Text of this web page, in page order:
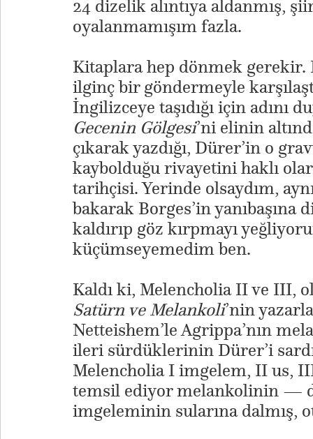
24 dizelik alıntıya aldanmış,
oyalanmamışım fazla.
Kitaplara hep dönmek gerekir.
ilginç bir göndermeyle
İngilizceye taşıdığı için adını
Gecenin Gölgesi’ni elinin
çıkarak yazdığı, Dürer’in o
kaybolduğu rivayetini haklı
tarihçisi. Yerinde olsaydım,
bakarak Borges’in yanıbaşına
kaldırıp göz kırpmayı
küçümseyemedim ben.
Kaldı ki, Melencholia II ve III,
Satürn ve Melankoli’nin
Netteishem’le Agrippa’nın
ileri sürdüklerinin Dürer’i
Melencholia I imgelem, II us,
temsil ediyor melankolinin —
imgeleminin sularına dalmış,